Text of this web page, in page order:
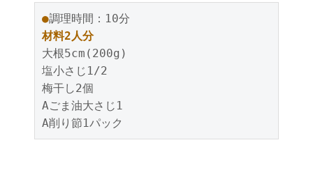
●調理時間：10分
材料2人分
大根5cm(200g)
塩小さじ1/2
梅干し2個
Aごま油大さじ1
A削り節1パック